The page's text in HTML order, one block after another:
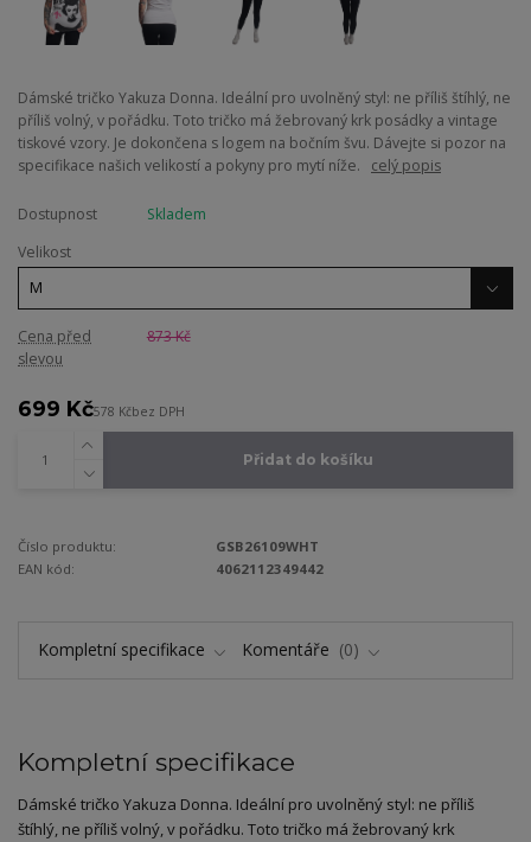
Dámské tričko Yakuza Donna. Ideální pro uvolněný styl: ne příliš štíhlý, ne
příliš volný, v pořádku. Toto tričko má žebrovaný krk posádky a vintage
tiskové vzory. Je dokončena s logem na bočním švu. Dávejte si pozor na
specifikace našich velikostí a pokyny pro mytí níže. celý popis
Dostupnost
Skladem
Velikost
Cena před
slevou
873 Kč
699 Kč578 Kčbez DPH
Přidat do košíku
Číslo produktu:
GSB26109WHT
EAN kód:
4062112349442
Kompletní specifikace Komentáře 0
Kompletní specifikace
Dámské tričko Yakuza Donna. Ideální pro uvolněný styl: ne příliš
štíhlý, ne příliš volný, v pořádku. Toto tričko má žebrovaný krk